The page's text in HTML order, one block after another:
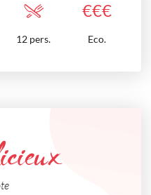
€€€
12 pers. Eco.